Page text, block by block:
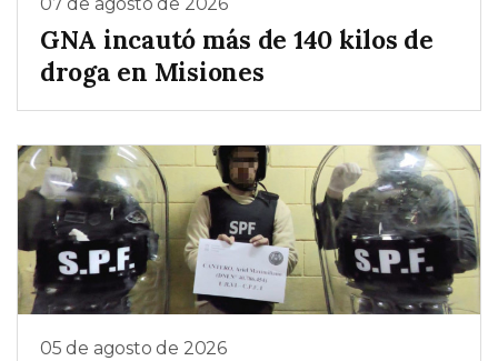
GNA incautó más de 140 kilos de
droga en Misiones
05 de agosto de 2026